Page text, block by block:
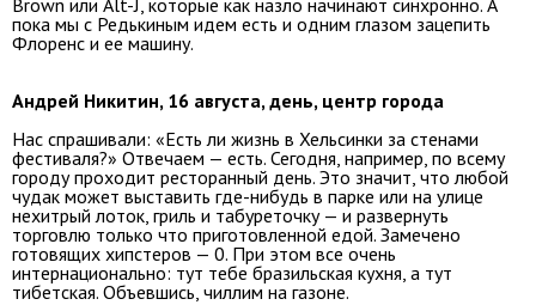
пока мы с Редькиным идем есть и одним глазом зацепить
Флоренс и ее машину.
Андрей Никитин, 16 августа, день, центр города
Нас спрашивали: «Есть ли жизнь в Хельсинки за стенами
фестиваля?» Отвечаем — есть. Сегодня, например, по всему
городу проходит ресторанный день. Это значит, что любой
чудак может выставить где-нибудь в парке или на улице
нехитрый лоток, гриль и табуреточку — и развернуть
торговлю только что приготовленной едой. Замечено
готовящих хипстеров — 0. При этом все очень
интернационально: тут тебе бразильская кухня, а тут
тибетская. Объевшись, чиллим на газоне.